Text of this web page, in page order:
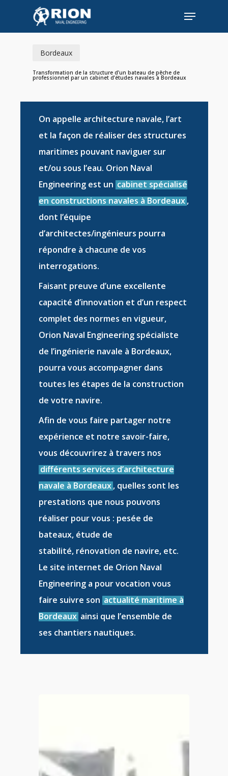
main
Menu
Bordeaux
Transformation de la structure d’un bateau de pêche de
professionnel par un cabinet d’études navales à Bordeaux
On appelle architecture navale, l’art
et la façon de réaliser des structures
maritimes pouvant naviguer sur
et/ou sous l’eau. Orion Naval
Engineering est un cabinet spécialisé
en constructions navales à Bordeaux,
dont l’équipe
d’architectes/ingénieurs pourra
répondre à chacune de vos
interrogations.
Faisant preuve d’une excellente
capacité d’innovation et d’un respect
complet des normes en vigueur,
Orion Naval Engineering spécialiste
de l’ingénierie navale à Bordeaux,
pourra vous accompagner dans
toutes les étapes de la construction
de votre navire.
Afin de vous faire partager notre
expérience et notre savoir-faire,
vous découvrirez à travers nos
différents services d’architecture
navale à Bordeaux, quelles sont les
prestations que nous pouvons
réaliser pour vous : pesée de
bateaux, étude de
stabilité, rénovation de navire, etc.
Le site internet de Orion Naval
Engineering a pour vocation vous
faire suivre son actualité maritime à
Bordeaux ainsi que l’ensemble de
ses chantiers nautiques.
Close